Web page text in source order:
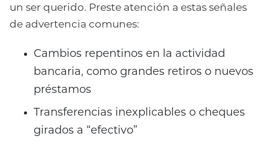
un ser querido. Preste atención a estas señales
de advertencia comunes:
Cambios repentinos en la actividad
bancaria, como grandes retiros o nuevos
préstamos
Transferencias inexplicables o cheques
girados a “efectivo”